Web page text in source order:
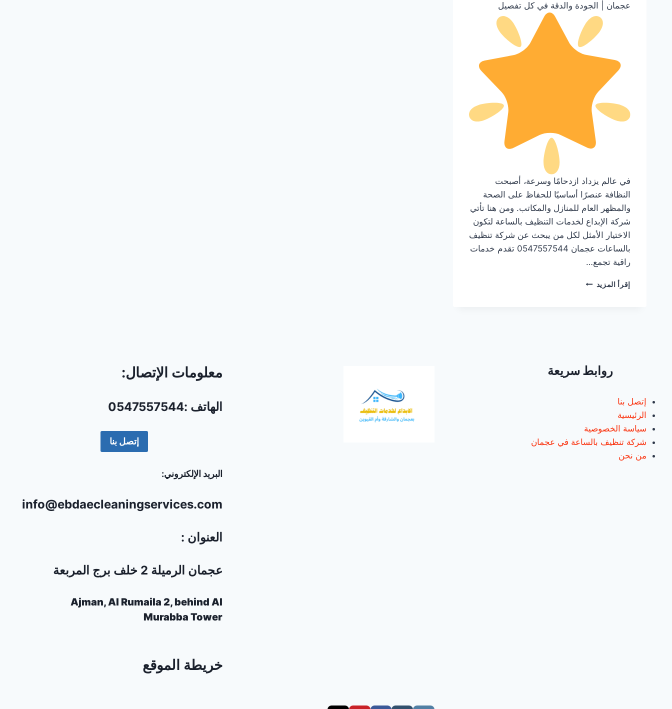
عجمان | الجودة والدقة في كل تفصيل
في عالم يزداد ازدحامًا وسرعة، أصبحت
النظافة عنصرًا أساسيًا للحفاظ على الصحة
والمظهر العام للمنازل والمكاتب. ومن هنا تأتي
شركة الإبداع لخدمات التنظيف بالساعة لتكون
الاختيار الأمثل لكل من يبحث عن شركة تنظيف
بالساعات عجمان 0547557544 تقدم خدمات
راقية تجمع…
إقرأ المزيد شركة
روابط سريعة
إتصل بنا
الرئيسية
سياسة الخصوصية
شركة تنظيف بالساعة في عجمان
من نحن
معلومات الإتصال:
الهاتف :0547557544
إتصل بنا
البريد الإلكتروني:
info@ebdaecleaningservices.com
العنوان :
عجمان الرميلة 2 خلف برج المربعة
Ajman, Al Rumaila 2, behind Al
Murabba Tower
خريطة الموقع